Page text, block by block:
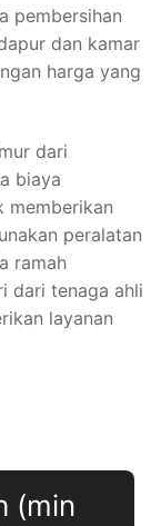
pembersihan
dan kamar
harga yang
dari
biaya
memberikan
peralatan
ramah
dari tenaga ahli
layanan
(min